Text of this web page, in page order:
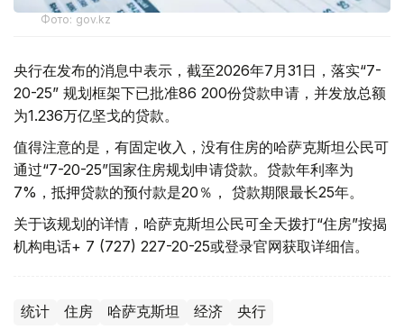
Фото: gov.kz
央行在发布的消息中表示，截至2026年7月31日，落实“7-
20-25” 规划框架下已批准86 200份贷款申请，并发放总额
为1.236万亿坚戈的贷款。
值得注意的是，有固定收入，没有住房的哈萨克斯坦公民可
通过“7-20-25”国家住房规划申请贷款。贷款年利率为
7%，抵押贷款的预付款是20％， 贷款期限最长25年。
关于该规划的详情，哈萨克斯坦公民可全天拨打“住房”按揭
机构电话+ 7 (727) 227-20-25或登录官网获取详细信。
统计 住房 哈萨克斯坦 经济 央行